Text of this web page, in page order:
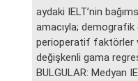
aydaki IELT’nin
amacıyla;
perioperatif faktörler
değişkenli gama
BULGULAR: Medyan